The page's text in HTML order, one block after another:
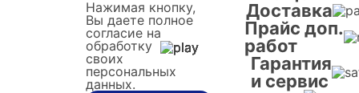
Нажимая кнопку,
Вы даете полное
согласие на
обработку
своих
персональных
данных.
Доставка
Прайс доп.
работ
Гарантия
и сервис